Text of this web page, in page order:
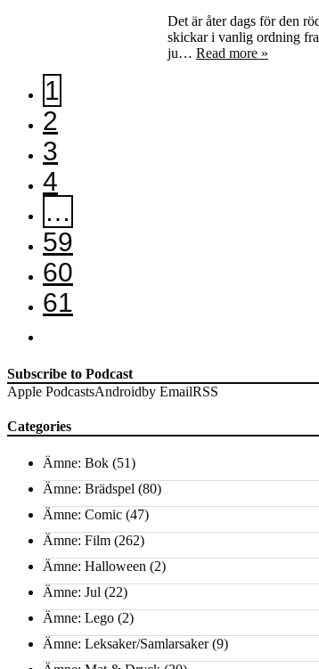
Det är åter dags för den
skickar i vanlig ordning
ju… Read more »
1
2
3
4
…
59
60
61
Subscribe to Podcast
Apple PodcastsAndroidby EmailRSS
Categories
Ämne: Bok (51)
Ämne: Brädspel (80)
Ämne: Comic (47)
Ämne: Film (262)
Ämne: Halloween (2)
Ämne: Jul (22)
Ämne: Lego (2)
Ämne: Leksaker/Samlarsaker(9)